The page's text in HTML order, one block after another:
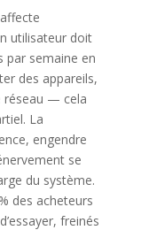
utilisateur doit
par semaine en
des appareils,
réseau — cela
La
engendre
se
du système.
des acheteurs
freinés